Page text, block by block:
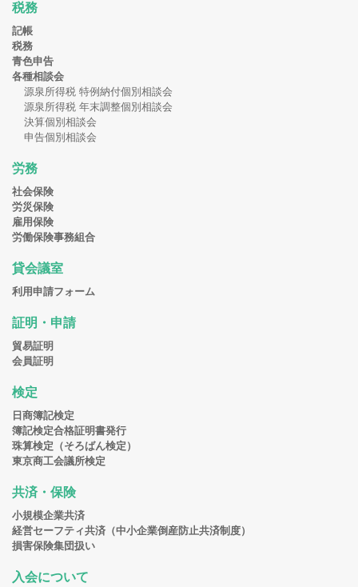
税務
記帳
税務
青色申告
各種相談会
源泉所得税 特例納付個別相談会
源泉所得税 年末調整個別相談会
決算個別相談会
申告個別相談会
労務
社会保険
労災保険
雇用保険
労働保険事務組合
貸会議室
利用申請フォーム
証明・申請
貿易証明
会員証明
検定
日商簿記検定
簿記検定合格証明書発行
珠算検定（そろばん検定）
東京商工会議所検定
共済・保険
小規模企業共済
経営セーフティ共済（中小企業倒産防止共済制度）
損害保険集団扱い
入会について